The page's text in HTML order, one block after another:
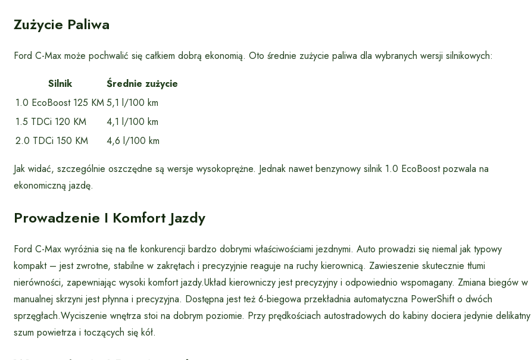
Zużycie Paliwa
Ford C-Max może pochwalić się całkiem dobrą ekonomią. Oto średnie zużycie paliwa dla wybranych wersji silnikowych:
Silnik
Średnie zużycie
1.0 EcoBoost 125 KM5,1 l/100 km
1.5 TDCi 120 KM
4,1 l/100 km
2.0 TDCi 150 KM
4,6 l/100 km
Jak widać, szczególnie oszczędne są wersje wysokoprężne. Jednak nawet benzynowy silnik 1.0 EcoBoost pozwala na
ekonomiczną jazdę.
Prowadzenie I Komfort Jazdy
Ford C-Max wyróżnia się na tle konkurencji bardzo dobrymi właściwościami jezdnymi. Auto prowadzi się niemal jak typowy
kompakt – jest zwrotne, stabilne w zakrętach i precyzyjnie reaguje na ruchy kierownicą. Zawieszenie skutecznie tłumi
nierówności, zapewniając wysoki komfort jazdy.Układ kierowniczy jest precyzyjny i odpowiednio wspomagany. Zmiana biegów w
manualnej skrzyni jest płynna i precyzyjna. Dostępna jest też 6-biegowa przekładnia automatyczna PowerShift o dwóch
sprzęgłach.Wyciszenie wnętrza stoi na dobrym poziomie. Przy prędkościach autostradowych do kabiny dociera jedynie delikatny
szum powietrza i toczących się kół.